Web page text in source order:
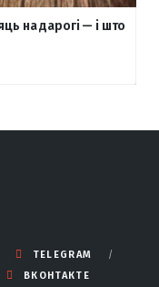
на дарогі — і што
TELEGRAM
ВКОНТАКТЕ